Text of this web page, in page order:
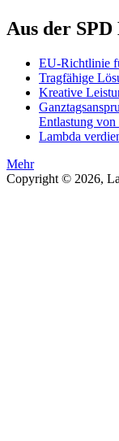
Aus der
EU-Richtlinie
Tragfähige
Kreative
Entlastung von
Lambda
Mehr
Copyright © 2026,